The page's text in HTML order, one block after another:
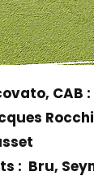
CAB :
: Bru,